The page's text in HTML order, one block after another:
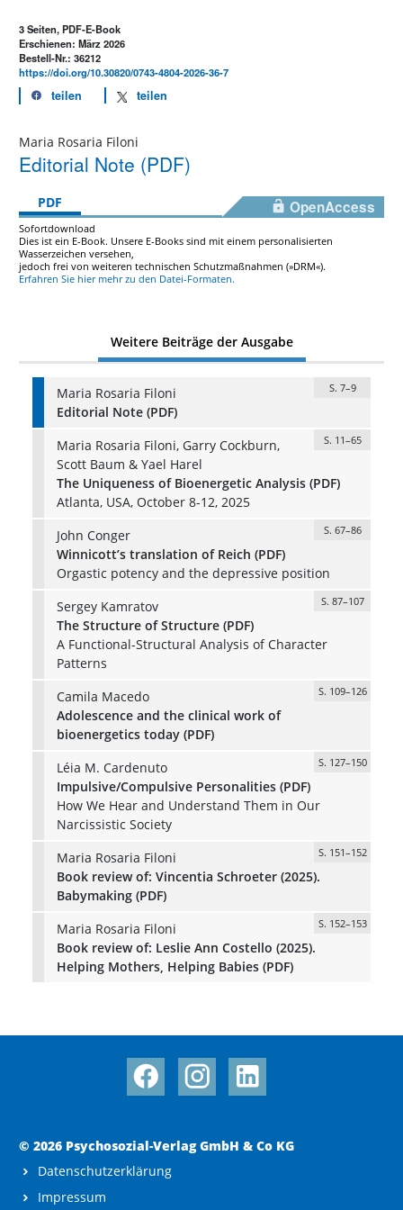
3 Seiten, PDF-E-Book
Erschienen: März 2026
Bestell-Nr.: 36212
https://doi.org/10.30820/0743-4804-2026-36-7
teilen teilen
Maria Rosaria Filoni
Editorial Note (PDF)
PDF OpenAccess
Sofortdownload
Dies ist ein E-Book. Unsere E-Books sind mit einem personalisierten
Wasserzeichen versehen,
jedoch frei von weiteren technischen Schutzmaßnahmen (»DRM«).
Erfahren Sie hier mehr zu den Datei-Formaten.
Weitere Beiträge der Ausgabe
Maria Rosaria Filoni S. 7–9
Editorial Note (PDF)
Maria Rosaria Filoni, Garry Cockburn,
Scott Baum & Yael Harel
S. 11–65
The Uniqueness of Bioenergetic Analysis (PDF)
Atlanta, USA, October 8-12, 2025
John Conger
S. 67–86
Winnicott’s translation of Reich (PDF)
Orgastic potency and the depressive position
Sergey Kamratov
S. 87–107
The Structure of Structure (PDF)
A Functional-Structural Analysis of Character
Patterns
Camila Macedo
S. 109–126
Adolescence and the clinical work of
bioenergetics today (PDF)
Léia M. Cardenuto
S. 127–150
Impulsive/Compulsive Personalities (PDF)
How We Hear and Understand Them in Our
Narcissistic Society
Maria Rosaria Filoni
S. 151–152
Book review of: Vincentia Schroeter (2025).
Babymaking (PDF)
Maria Rosaria Filoni
S. 152–153
Book review of: Leslie Ann Costello (2025).
Helping Mothers, Helping Babies (PDF)
© 2026 Psychosozial-Verlag GmbH & Co KG
Datenschutzerklärung
Impressum